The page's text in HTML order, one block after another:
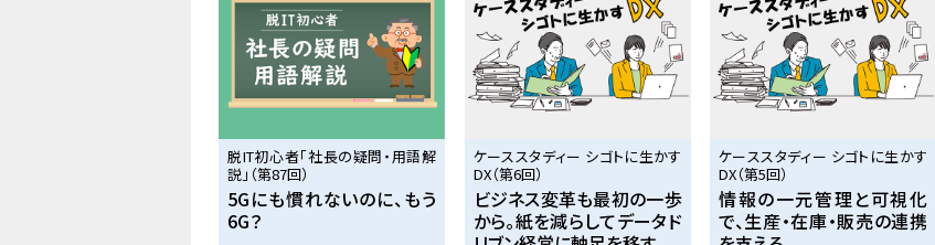
脱IT初心者「社長の疑問・用語解
説」（第87回）
5Gにも慣れないのに、もう
6G？
ケーススタディー シゴトに生かす
DX（第6回）
ビジネス変革も最初の一歩
から。紙を減らしてデータド
ケーススタディー シゴトに生かす
DX（第5回）
情報の一元管理と可視化
で、生産・在庫・販売の連携